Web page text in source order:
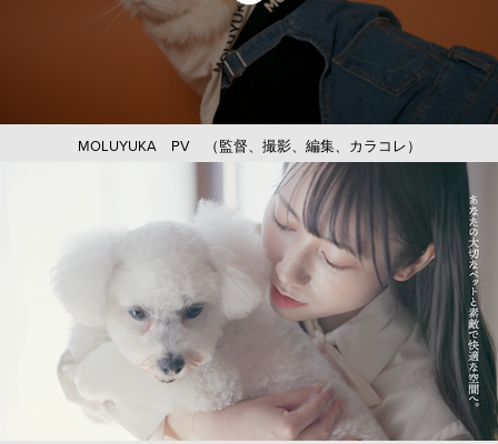
MOLUYUKA PV （監督、撮影、編集、カラコレ）